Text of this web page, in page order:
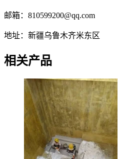
邮箱：810599200@qq.com
地址：新疆乌鲁木齐米东区
相关产品